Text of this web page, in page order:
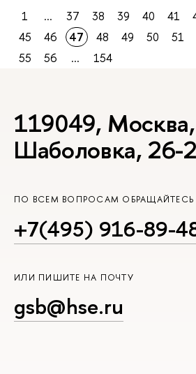
1 ... 37 38 39 40 41
45
46 47 48 49 50 51
55
56 ... 154
119049,
Шаболовка, 26-
ПО ВСЕМ ВОПРОСАМ
+7(495) 916-89-
ИЛИ ПИШИТЕ НА ПОЧТУ
gsb@hse.ru